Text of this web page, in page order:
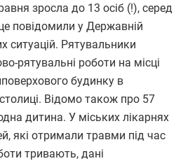
зросла до 13 осіб (!), серед
повідомили у Державній
ситуацій. Рятувальники
рятувальні роботи на місці
будинку в
Відомо також про 57
дитина. У міських лікарнях
які отримали травми під час
тривають, дані